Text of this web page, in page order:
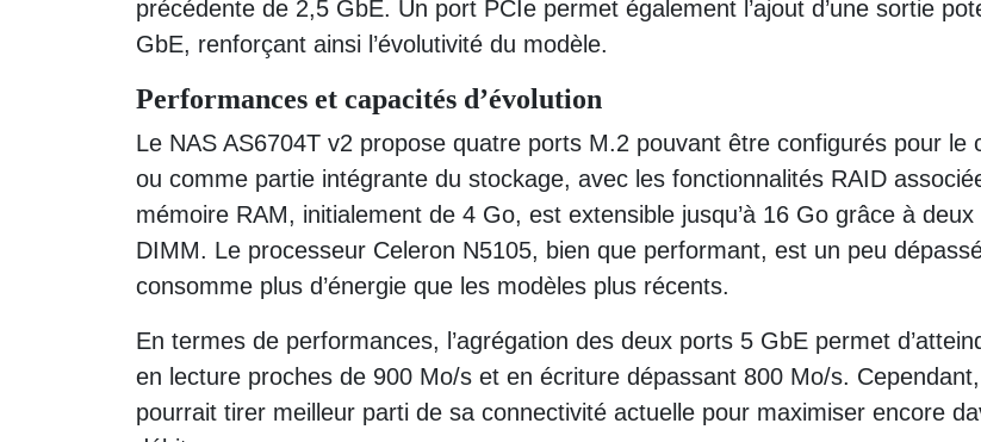
précédente de 2,5 GbE. Un port PCIe permet également l’ajout d’une sortie
GbE, renforçant ainsi l’évolutivité du modèle.
Performances et capacités d’évolution
Le NAS AS6704T v2 propose quatre ports M.2 pouvant être configurés pour le
ou comme partie intégrante du stockage, avec les fonctionnalités RAID
mémoire RAM, initialement de 4 Go, est extensible jusqu’à 16 Go grâce à
DIMM. Le processeur Celeron N5105, bien que performant, est un peu
consomme plus d’énergie que les modèles plus récents.
En termes de performances, l’agrégation des deux ports 5 GbE permet
en lecture proches de 900 Mo/s et en écriture dépassant 800 Mo/s.
pourrait tirer meilleur parti de sa connectivité actuelle pour maximiser encore